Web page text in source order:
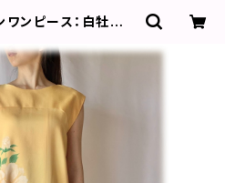
ンピース：白牡丹・
料無料 ／ 2004d04
DRESS